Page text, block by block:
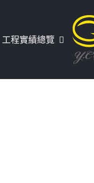
工程實績總覽